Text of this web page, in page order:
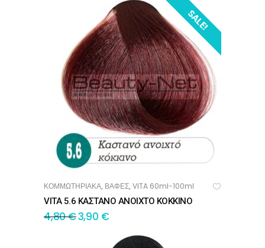
SALE!
ΠΡΟΣΘΉΚΗ ΣΤΟ ΚΑΛΆΘΙ
ΚΟΜΜΩΤΗΡΙΑΚΑ, ΒΑΦΕΣ, VITA 60ml-100ml
VITA 5.6 ΚΑΣΤΑΝΟ ΑΝΟΙΧΤΟ ΚΟΚΚΙΝΟ
4,80€3,90 €